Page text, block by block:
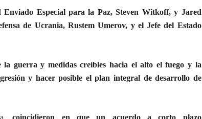
Enviado Especial para la Paz, Steven Witkoff, y Jared
de Ucrania, Rustem Umerov, y el Jefe del Estado
la guerra y medidas creíbles hacia el alto el fuego y la
y hacer posible el plan integral de desarrollo de
coincidieron en que un acuerdo a corto plazo